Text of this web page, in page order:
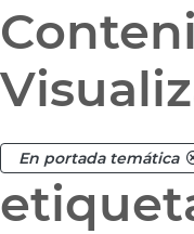
En portada temática